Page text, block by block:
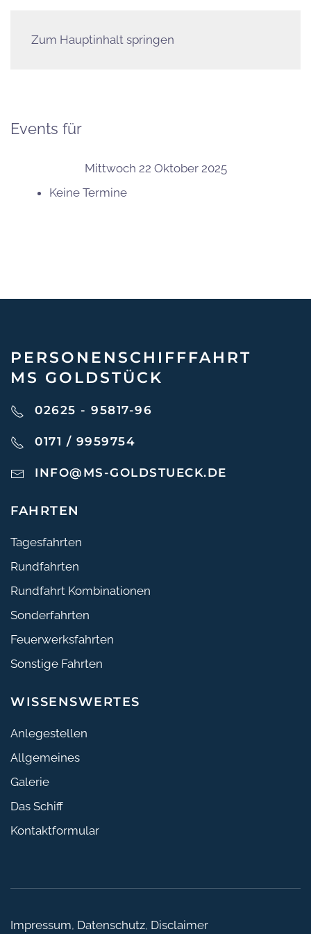
Zum Hauptinhalt springen
Events für
Mittwoch 22 Oktober 2025
Keine Termine
PERSONEN­SCHIFF­FAHRT
MS GOLDSTÜCK
02625 - 95817-96
0171 / 9959754
INFO@MS-GOLDSTUECK.DE
FAHRTEN
Tagesfahrten
Rundfahrten
Rundfahrt Kombinationen
Sonderfahrten
Feuerwerksfahrten
Sonstige Fahrten
WISSENSWERTES
Anlegestellen
Allgemeines
Galerie
Das Schiff
Kontaktformular
Impressum, Datenschutz, Disclaimer